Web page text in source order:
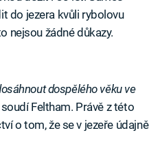
do jezera kvůli rybolovu
nejsou žádné důkazy.
dospělého věku ve
soudí Feltham. Právě z této
o tom, že se v jezeře údajně